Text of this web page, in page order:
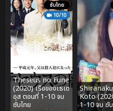
ซับไทย
10/10
Theseus no Fune
(2020) เรือของเธเซ
อุส ตอนที่ 1-10 จบ
ซับไทย
Koto
1-10 จบ ซั